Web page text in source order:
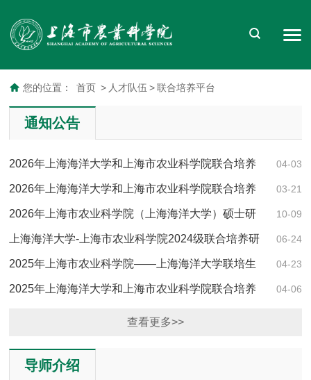
您的位置： 首页 > 人才队伍 > 联合培养平台
通知公告
04-03
2026年上海海洋大学和上海市农业科学院联合培养
研究生招生调剂复试工作实施细则 03-21
2026年上海海洋大学和上海市农业科学院联合培养
研究生复试工作实施细则 10-09
2026年上海市农业科学院（上海海洋大学）硕士研
究生招生考试自命题科目考试范围 06-24
上海海洋大学-上海市农业科学院2024级联合培养研
究生文献综述报告安排表 04-23
2025年上海市农业科学院——上海海洋大学联培生
答辩安排 04-06
2025年上海海洋大学和上海市农业科学院联合培养
查看更多>>
导师介绍